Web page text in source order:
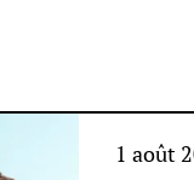
1 août